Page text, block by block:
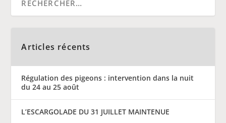
Articles récents
Régulation des pigeons : intervention dans la nuit
du 24 au 25 août
L’ESCARGOLADE DU 31 JUILLET MAINTENUE